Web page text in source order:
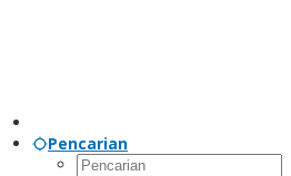
Pencarian